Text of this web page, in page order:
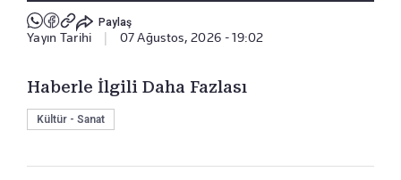
Paylaş
Yayın Tarihi 07 Ağustos, 2026 - 19:02
Haberle İlgili Daha Fazlası
Kültür - Sanat